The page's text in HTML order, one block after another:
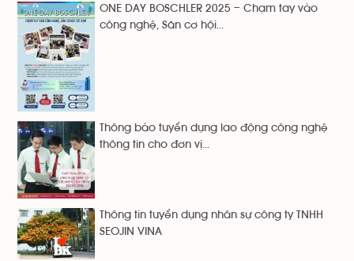
ONE DAY BOSCHLER 2025 – Chạm tay vào
công nghệ, Săn cơ hội...
Thông báo tuyển dụng lao động công nghệ
thông tin cho đơn vị...
Thông tin tuyển dụng nhân sự công ty TNHH
SEOJIN VINA